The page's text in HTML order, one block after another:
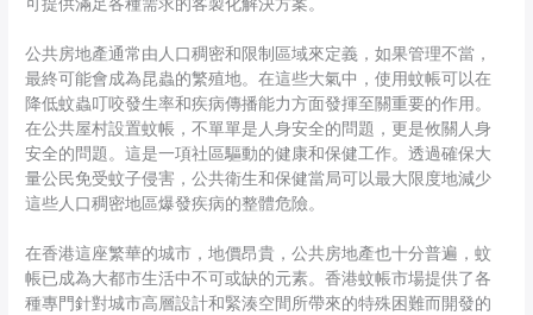
可提供滿足各種需求的客製化解決方案。
公共房地產通常由人口稠密和限制區域來定義，如果管理不當，
最終可能會成為昆蟲的繁殖地。在這些大氣中，使用蚊帳可以在
降低蚊蟲叮咬發生率和疾病傳播能力方面發揮至關重要的作用。
在公共屋村設置蚊帳，不單單是人身安全的問題，更是攸關人身
安全的問題。這是一項社區驅動的健康和保健工作。透過確保大
量公民免受蚊子侵害，公共衛生和保健當局可以最大限度地減少
這些人口稠密地區爆發疾病的整體危險。
在香港這座繁華的城市，地價昂貴，公共房地產也十分普遍，蚊
帳已成為大都市生活中不可或缺的元素。香港蚊帳市場提供了各
種專門針對城市高層設計和緊湊空間所帶來的特殊困難而開發的